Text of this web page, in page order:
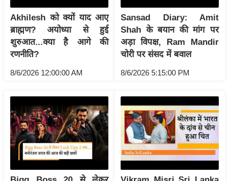
ल
क्रि
के
ट
P
0
2
6
क्रा
इ
Akhilesh को क्यों याद आए
ब्राह्मण? अयोध्या से हुई
शुरुआत...क्या है आगे की
रणनीति?
8/6/2026 12:00:00 AM
Sansad Diary: Amit
Shah के बयान की मांग पर
अड़ा विपक्ष, Ram Mandir
चोरी पर संसद में बवाल
8/6/2026 5:15:00 PM